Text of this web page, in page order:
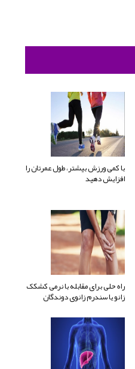
با کمی ورزش بیشتر، طول عمرتان را
افزایش دهید
راه حلی برای مقابله با نرمی کشکک
زانو یا سندرم زانوی دوندگان